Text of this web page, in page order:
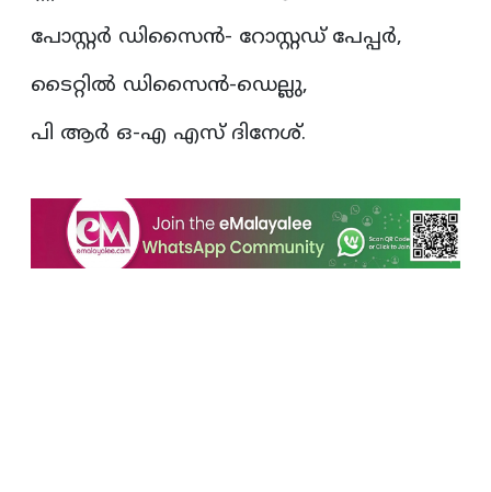
പോസ്റ്റര്‍ ഡിസൈന്‍- റോസ്റ്റഡ് പേപ്പര്‍,
ടൈറ്റില്‍ ഡിസൈന്‍-ഡെല്ലു,
പി ആര്‍ ഒ-എ എസ് ദിനേശ്.